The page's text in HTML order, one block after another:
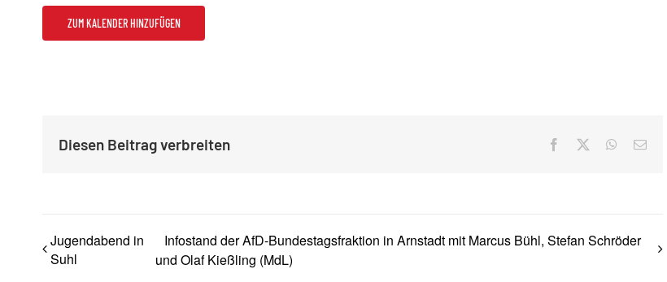
ZUM KALENDER HINZUFÜGEN
Diesen Beitrag verbreiten Facebook WhatsApp
E-
Jugendabend in
Suhl
Infostand der AfD-Bundestagsfraktion in Arnstadt mit Marcus Bühl, Stefan Schröder
und Olaf Kießling (MdL)